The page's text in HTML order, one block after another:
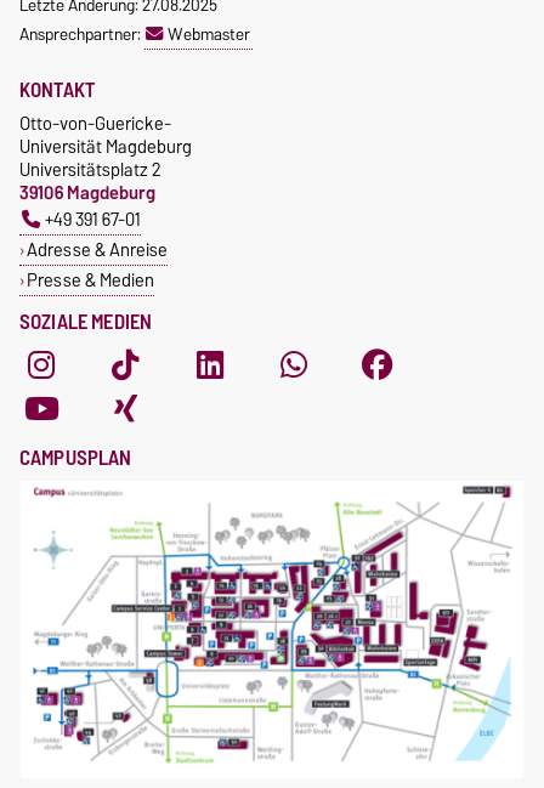
Ansprechpartner:
Webmaster
SOZIALE MEDIEN
KONTAKT
Otto-von-Guericke-
Universität Magdeburg
Universitätsplatz 2
39106 Magdeburg
+49 391 67-01
Adresse & Anreise
Presse & Medien
CAMPUSPLAN